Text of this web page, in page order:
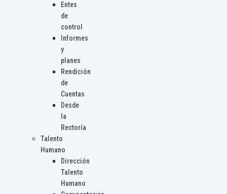
Entes
de
control
Informes
y
planes
Rendición
de
Cuentas
Desde
la
Rectoría
Talento
Humano
Dirección
Talento
Humano